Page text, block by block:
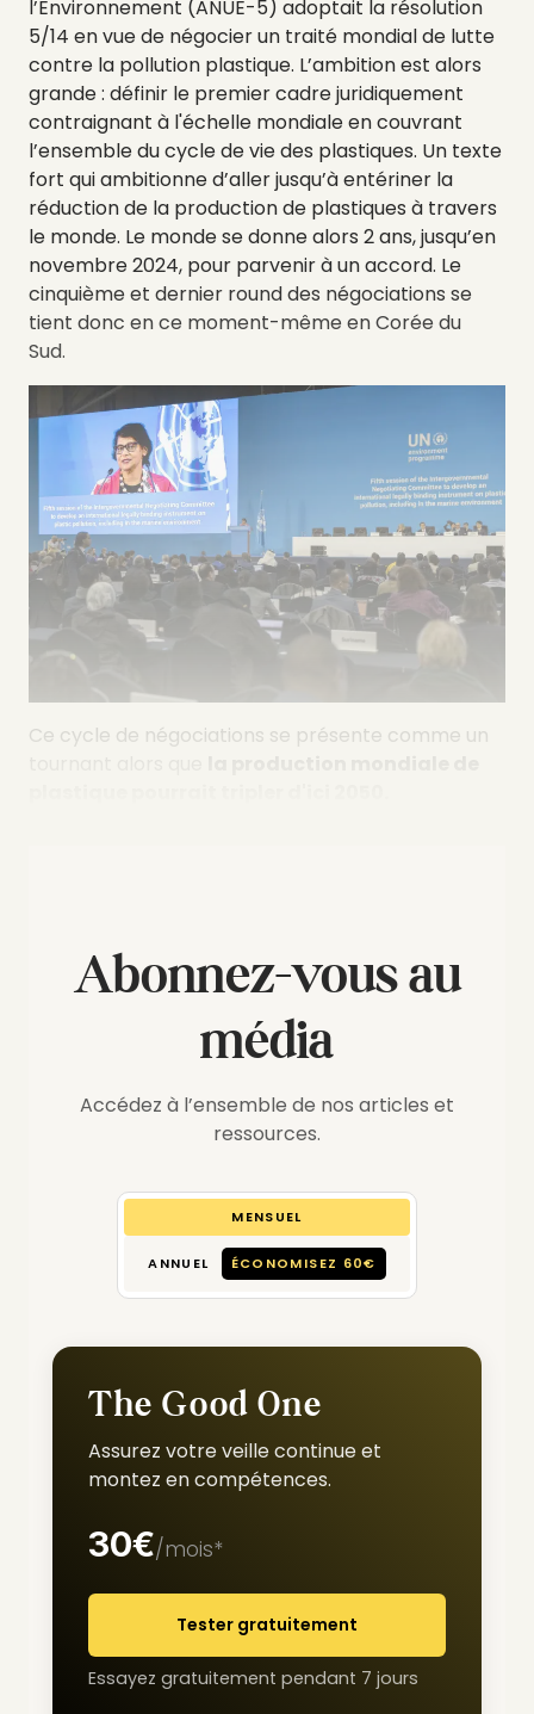
l’Environnement (ANUE-5) adoptait la résolution
5/14 en vue de négocier un traité mondial de lutte
contre la pollution plastique. L’ambition est alors
grande : définir le premier cadre juridiquement
contraignant à l'échelle mondiale en couvrant
l’ensemble du cycle de vie des plastiques. Un texte
fort qui ambitionne d’aller jusqu’à entériner la
réduction de la production de plastiques à travers
le monde. Le monde se donne alors 2 ans, jusqu’en
novembre 2024, pour parvenir à un accord. Le
cinquième et dernier round des négociations se
tient donc en ce moment-même en Corée du
Sud.
Ce cycle de négociations se présente comme un
Abonnez-vous au
média
Accédez à l’ensemble de nos articles et
ressources.
MENSUEL
ANNUEL ÉCONOMISEZ 60€
The Good One
Assurez votre veille continue et
montez en compétences.
30€/mois*
Tester gratuitement
Essayez gratuitement pendant 7 jours